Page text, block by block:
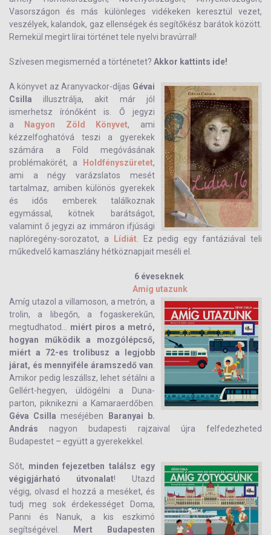
Vasországon és más különleges vidékeken keresztül vezet,
veszélyek, kalandok, gaz ellenségek és segítőkész barátok között.
Remekül megírt lírai történet tele nyelvi bravúrral!
Szívesen megismernéd a történetet? Akkor kattints ide!
A könyvet az Aranyvackor-díjas Gévai
Csilla illusztrálja, akit már jól
ismerhetsz írónőként is. Ő jegyzi
a
Nagyon Zöld Könyvet, ami
kézzelfoghatóvá teszi a gyerekek
számára a Föld megóvásának
problémakörét, a
Holdfényszüretet,
ami a négy varázslatos mesét
tartalmaz, amiben különös gyerekek
és idős emberek találkoznak
egymással, kötnek barátságot,
valamint ő jegyzi az immáron ifjúsági
naplóregény-sorozatot, a
Lídiát. Ez pedig egy fantáziával teli
műkedvelő kamaszlány hétköznapjait meséli el.
6 éveseknek
Amíg utazunk
Amíg utazol a villamoson, a metrón, a
trolin, a libegőn, a fogaskerekűn,
megtudhatod... miért piros a metró,
hogyan működik a mozgólépcső,
miért a 72-es trolibusz a legjobb
járat, és mennyiféle áramszedő van
Amikor pedig leszállsz, lehet sétálni a
Gellért-hegyen, üldögélni a Duna-
parton, piknikezni a Kamaraerdőben.
Géva Csilla meséjében Baranyai b.
András nagyon budapesti rajzaival újra felfedezheted
Budapestet – együtt a gyerekekkel.
Sőt, minden fejezetben találsz egy
végigjárható útvonalat! Utazd
végig, olvasd el hozzá a meséket, és
tudj meg sok érdekességet Doma,
Panni és Nanuk, a kis eszkimó
segítségével.
Mert Budapesten